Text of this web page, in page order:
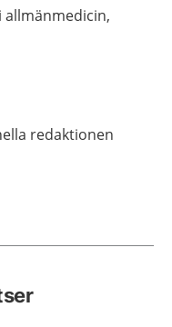
allmänmedicin,
redaktionen